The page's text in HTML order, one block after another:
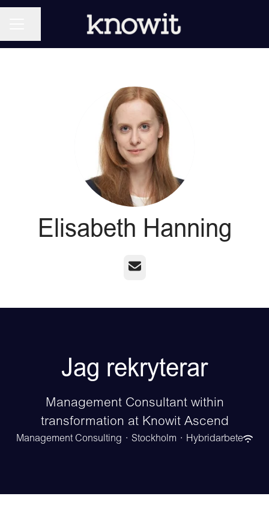
Elisabeth Hanning
E-post
Jag rekryterar
Management Consultant within
transformation at Knowit Ascend
Management Consulting · Stockholm · Hybridarbete